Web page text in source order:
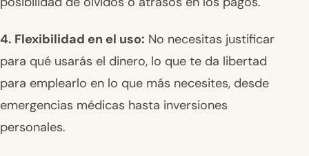
4. Flexibilidad en el uso: No necesitas justificar
para qué usarás el dinero, lo que te da libertad
para emplearlo en lo que más necesites, desde
emergencias médicas hasta inversiones
personales.